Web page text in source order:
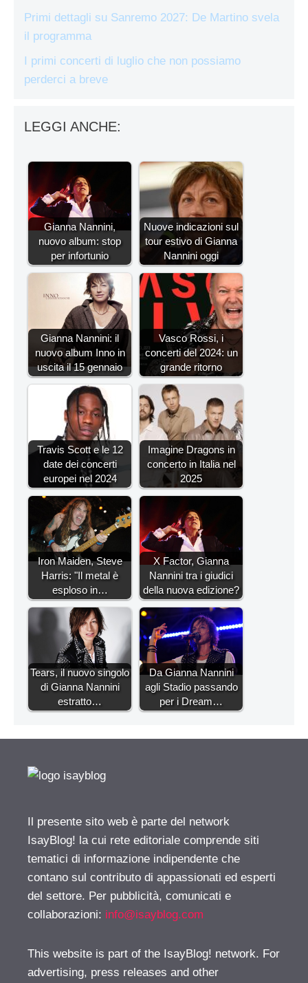
Primi dettagli su Sanremo 2027: De Martino svela
il programma
I primi concerti di luglio che non possiamo
perderci a breve
LEGGI ANCHE:
Gianna Nannini,
nuovo album: stop
per infortunio
Nuove indicazioni sul
tour estivo di Gianna
Nannini oggi
Gianna Nannini: il
nuovo album Inno in
uscita il 15 gennaio
Vasco Rossi, i
concerti del 2024: un
grande ritorno
Travis Scott e le 12
date dei concerti
europei nel 2024
Imagine Dragons in
concerto in Italia nel
2025
Iron Maiden, Steve
Harris: "Il metal è
esploso in…
X Factor, Gianna
Nannini tra i giudici
della nuova edizione?
Tears, il nuovo singolo
di Gianna Nannini
estratto…
Da Gianna Nannini
agli Stadio passando
per i Dream…
Il presente sito web è parte del network
IsayBlog! la cui rete editoriale comprende siti
tematici di informazione indipendente che
contano sul contributo di appassionati ed esperti
del settore. Per pubblicità, comunicati e
collaborazioni: info@isayblog.com
This website is part of the IsayBlog! network. For
advertising, press releases and other